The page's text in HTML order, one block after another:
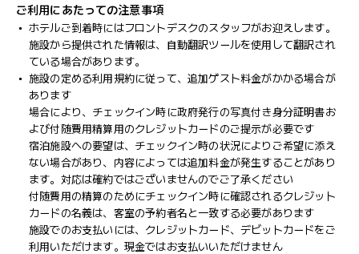
ご利用にあたっての注意事項
ホテルご到着時にはフロントデスクのスタッフがお迎えします。
施設から提供された情報は、自動翻訳ツールを使用して翻訳され
ている場合があります。
施設の定める利用規約に従って、追加ゲスト料金がかかる場合が
あります
場合により、チェックイン時に政府発行の写真付き身分証明書お
よび付随費用精算用のクレジットカードのご提示が必要です
宿泊施設への要望は、チェックイン時の状況によりご希望に添え
ない場合があり、内容によっては追加料金が発生することがあり
ます。対応は確約ではございませんのでご了承ください
付随費用の精算のためにチェックイン時に確認されるクレジット
カードの名義は、客室の予約者名と一致する必要があります
施設でのお支払いには、クレジットカード、デビットカードをご
利用いただけます。現金ではお支払いいただけません